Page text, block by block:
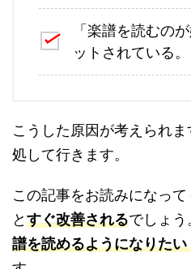
「楽譜を読むの
ットされている。
こうした原因が考えられ
処して行きます。
この記事をお読みになっ
とすぐ改善されるでしょう
譜を読めるようになりた